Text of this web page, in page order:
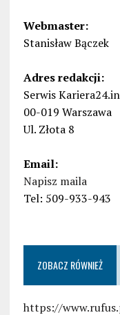
Webmaster:
Stanisław Bączek
Adres redakcji:
Serwis
00-019 Warszawa
Ul. Złota 8
Email:
Napisz maila
Tel: 509-933-943
ZOBACZ RÓWNIEŻ
https://